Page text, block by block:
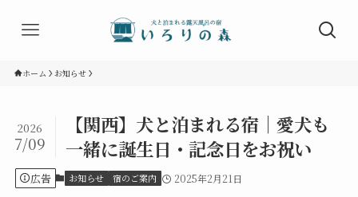
ホーム お知らせ
【関西】犬と泊まれる宿｜愛犬も
一緒に誕生日・記念日をお祝い
2026
7/09
広告 お知らせ 宿のご案内 2025年2月21日